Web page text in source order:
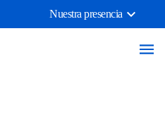
Nuestra presencia